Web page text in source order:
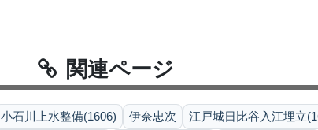
関連ページ
小石川上水整備(1606) 伊奈忠次
江戸城日比谷入江埋立